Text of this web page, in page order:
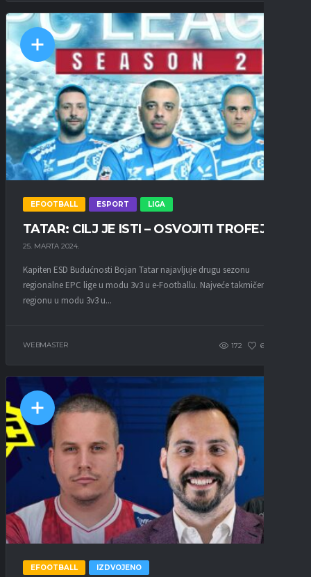
EFOOTBALL ESPORT LIGA
TATAR: CILJ JE ISTI – OSVOJITI TROFEJ
25. MARTA 2024.
Kapiten ESD Budućnosti Bojan Tatar najavljuje drugu sezonu
regionalne EPC lige u modu 3v3 u e-Footballu. Najveće takmičenje u
regionu u modu 3v3 u...
WEBMASTER 172 61
EFOOTBALL IZDVOJENO